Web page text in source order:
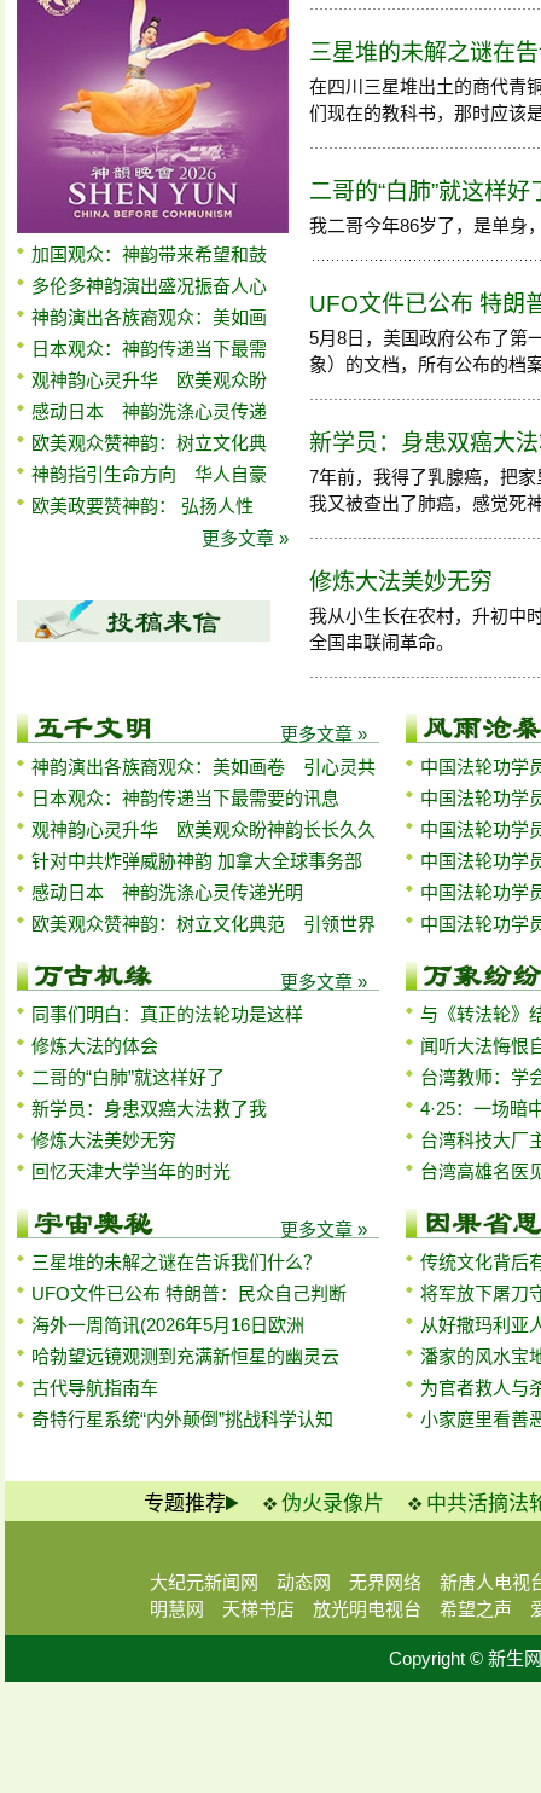
加国观众：神韵带来希望和鼓
多伦多神韵演出盛况振奋人心
神韵演出各族裔观众：美如画
日本观众：神韵传递当下最需
观神韵心灵升华 欧美观众盼
感动日本 神韵洗涤心灵传递
欧美观众赞神韵：树立文化典
神韵指引生命方向 华人自豪
欧美政要赞神韵： 弘扬人性
更多文章 »
三星堆的未解之谜在
在四川三星堆出土的商代青
们现在的教科书，那时应该
二哥的“白肺”就这样好
我二哥今年86岁了，是单身
UFO文件已公布 特朗
5月8日，美国政府公布了第
象）的文档，所有公布的档
新学员：身患双癌大
7年前，我得了乳腺癌，把
我又被查出了肺癌，感觉死
修炼大法美妙无穷
我从小生长在农村，升初中
全国串联闹革命。
更多文章 »
神韵演出各族裔观众：美如画卷 引心灵共
日本观众：神韵传递当下最需要的讯息
观神韵心灵升华 欧美观众盼神韵长长久久
针对中共炸弹威胁神韵 加拿大全球事务部
感动日本 神韵洗涤心灵传递光明
欧美观众赞神韵：树立文化典范 引领世界
更多文章 »
同事们明白：真正的法轮功是这样
修炼大法的体会
二哥的“白肺”就这样好了
新学员：身患双癌大法救了我
修炼大法美妙无穷
回忆天津大学当年的时光
更多文章 »
三星堆的未解之谜在告诉我们什么？
UFO文件已公布 特朗普：民众自己判断
海外一周简讯(2026年5月16日欧洲
哈勃望远镜观测到充满新恒星的幽灵云
古代导航指南车
奇特行星系统“内外颠倒”挑战科学认知
中国法轮功学
中国法轮功学
中国法轮功学
中国法轮功学
中国法轮功学
中国法轮功学
与《转法轮》
闻听大法悔恨
台湾教师：学
4·25：一场暗
台湾科技大厂
台湾高雄名医
传统文化背后
将军放下屠刀
从好撒玛利亚
潘家的风水宝
为官者救人与
小家庭里看善
专题推荐 伪火录像片 中共活摘法
大纪元新闻网 动态网 无界网络
新唐人电视
明慧网
天梯书店 放光明电视台 希望之声
Copyright © 新生